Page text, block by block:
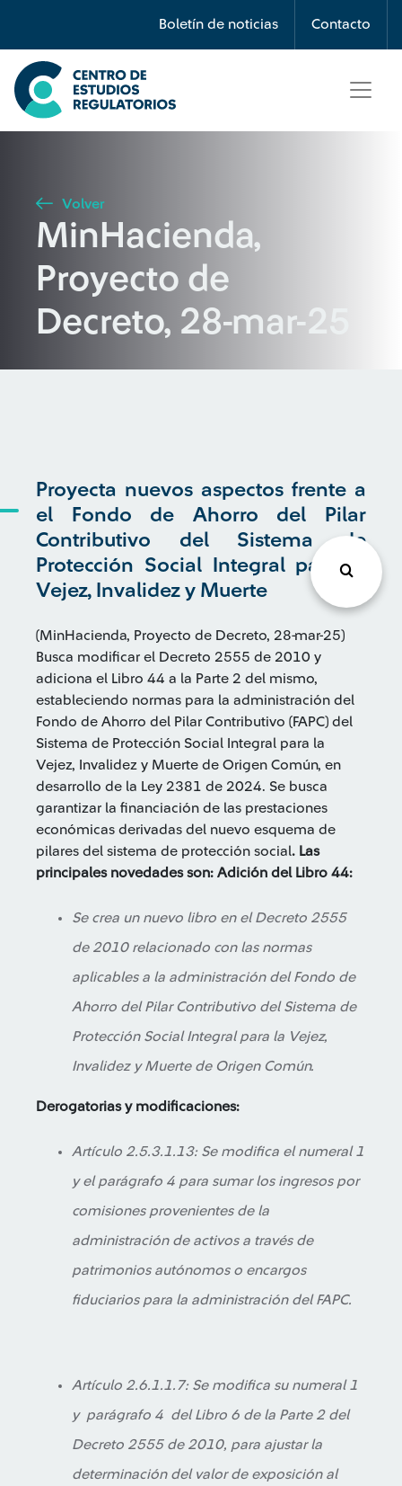
Boletín de noticias Contacto
Búsqueda
Seleccione país
Buscar
Volver
MinHacienda,
Proyecto de
Decreto, 28-mar-25
Proyecta nuevos aspectos frente a
el Fondo de Ahorro del Pilar
Contributivo del Sistema de
Protección Social Integral para la
Vejez, Invalidez y Muerte
(MinHacienda, Proyecto de Decreto, 28-mar-25)
Busca modificar el Decreto 2555 de 2010 y
adiciona el Libro 44 a la Parte 2 del mismo,
estableciendo normas para la administración del
Fondo de Ahorro del Pilar Contributivo (FAPC) del
Sistema de Protección Social Integral para la
Vejez, Invalidez y Muerte de Origen Común, en
desarrollo de la Ley 2381 de 2024. Se busca
garantizar la financiación de las prestaciones
económicas derivadas del nuevo esquema de
pilares del sistema de protección social. Las
principales novedades son: Adición del Libro 44:
Se crea un nuevo libro en el Decreto 2555
de 2010 relacionado con las normas
aplicables a la administración del Fondo de
Ahorro del Pilar Contributivo del Sistema de
Protección Social Integral para la Vejez,
Invalidez y Muerte de Origen Común.
Derogatorias y modificaciones:
Artículo 2.5.3.1.13: Se modifica el numeral 1
y el parágrafo 4 para sumar los ingresos por
comisiones provenientes de la
administración de activos a través de
patrimonios autónomos o encargos
fiduciarios para la administración del FAPC.
Artículo 2.6.1.1.7: Se modifica su numeral 1
y parágrafo 4 del Libro 6 de la Parte 2 del
Decreto 2555 de 2010, para ajustar la
determinación del valor de exposición al